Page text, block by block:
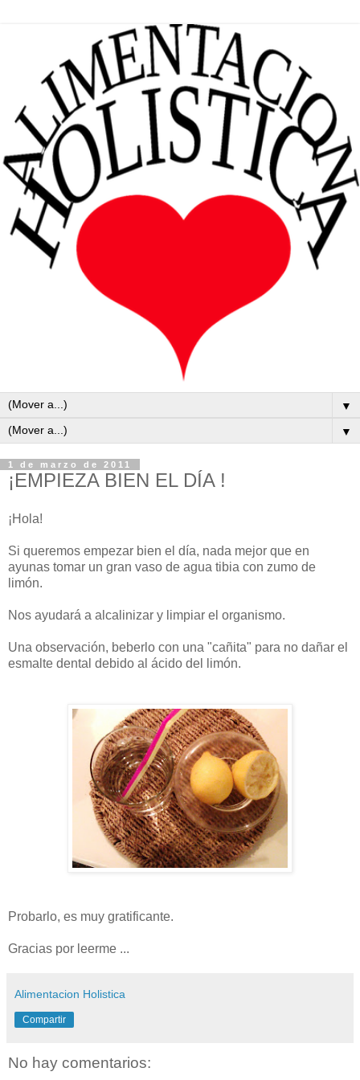
▼
▼
1 de marzo de 2011
¡EMPIEZA BIEN EL DÍA !
¡Hola!
Si queremos empezar bien el día, nada mejor que en
ayunas tomar un gran vaso de agua tibia con zumo de
limón.
Nos ayudará a alcalinizar y limpiar el organismo.
Una observación, beberlo con una "cañita" para no dañar el
esmalte dental debido al ácido del limón.
Probarlo, es muy gratificante.
Gracias por leerme ...
Alimentacion Holistica
Compartir
No hay comentarios: